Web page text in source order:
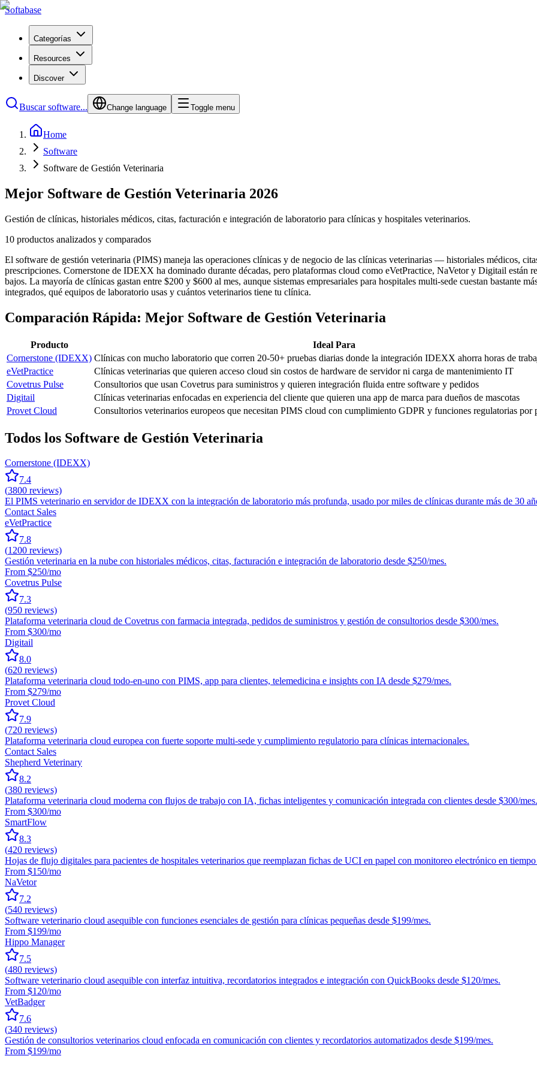
Softabase
Categorías
Resources
Discover
Buscar software... Change language Toggle menu
Home
Software
Software de Gestión Veterinaria
Mejor Software de Gestión Veterinaria 2026
Gestión de clínicas, historiales médicos, citas, facturación e integración de laboratorio para clínicas y hospitales veterinarios.
10 productos analizados y comparados
El software de gestión veterinaria (PIMS) maneja las operaciones clínicas y de negocio de las clínicas veterinarias — historiales médicos,
prescripciones. Cornerstone de IDEXX ha dominado durante décadas, pero plataformas cloud como eVetPractice, NaVetor y Digitail están
bajos. La mayoría de clínicas gastan entre $200 y $600 al mes, aunque sistemas empresariales para hospitales multi-sede cuestan bastante
integrados, qué equipos de laboratorio usas y cuántos veterinarios tiene tu clínica.
Comparación Rápida: Mejor Software de Gestión Veterinaria
Producto Ideal Para
Cornerstone (IDEXX) Clínicas con mucho laboratorio que corren 20-50+ pruebas diarias donde la integración IDEXX ahorra horas de
eVetPractice
Clínicas veterinarias que quieren acceso cloud sin costos de hardware de servidor ni carga de mantenimiento IT
Covetrus Pulse
Consultorios que usan Covetrus para suministros y quieren integración fluida entre software y pedidos
Digitail
Clínicas veterinarias enfocadas en experiencia del cliente que quieren una app de marca para dueños de mascotas
Provet Cloud
Consultorios veterinarios europeos que necesitan PIMS cloud con cumplimiento GDPR y funciones regulatorias por
Todos los Software de Gestión Veterinaria
Cornerstone (IDEXX)
7.4
(3800 reviews)
El PIMS veterinario en servidor de IDEXX con la integración de laboratorio más profunda, usado por miles de clínicas durante más de 30
Contact Sales
eVetPractice
7.8
(1200 reviews)
Gestión veterinaria en la nube con historiales médicos, citas, facturación e integración de laboratorio desde $250/mes.
From $250/mo
Covetrus Pulse
7.3
(950 reviews)
Plataforma veterinaria cloud de Covetrus con farmacia integrada, pedidos de suministros y gestión de consultorios desde $300/mes.
From $300/mo
Digitail
8.0
(620 reviews)
Plataforma veterinaria cloud todo-en-uno con PIMS, app para clientes, telemedicina e insights con IA desde $279/mes.
From $279/mo
Provet Cloud
7.9
(720 reviews)
Plataforma veterinaria cloud europea con fuerte soporte multi-sede y cumplimiento regulatorio para clínicas internacionales.
Contact Sales
Shepherd Veterinary
8.2
(380 reviews)
Plataforma veterinaria cloud moderna con flujos de trabajo con IA, fichas inteligentes y comunicación integrada con clientes desde $300/mes.
From $300/mo
SmartFlow
8.3
(420 reviews)
Hojas de flujo digitales para pacientes de hospitales veterinarios que reemplazan fichas de UCI en papel con monitoreo electrónico en tiempo
From $150/mo
NaVetor
7.2
(540 reviews)
Software veterinario cloud asequible con funciones esenciales de gestión para clínicas pequeñas desde $199/mes.
From $199/mo
Hippo Manager
7.5
(480 reviews)
Software veterinario cloud asequible con interfaz intuitiva, recordatorios integrados e integración con QuickBooks desde $120/mes.
From $120/mo
VetBadger
7.6
(340 reviews)
Gestión de consultorios veterinarios cloud enfocada en comunicación con clientes y recordatorios automatizados desde $199/mes.
From $199/mo